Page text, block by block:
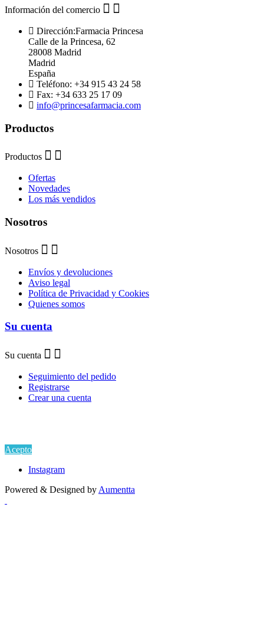
Información del comercio
Dirección:Farmacia Princesa
Calle de la Princesa, 62
28008 Madrid
Madrid
España
Teléfono: +34 915 43 24 58
Fax: +34 633 25 17 09
info@princesafarmacia.com
Productos
Productos
Ofertas
Novedades
Los más vendidos
Nosotros
Nosotros
Envíos y devoluciones
Aviso legal
Política de Privacidad y Cookies
Quienes somos
Su cuenta
Su cuenta
Seguimiento del pedido
Registrarse
Crear una cuenta
Acepto
Instagram
Powered & Designed by Aumentta